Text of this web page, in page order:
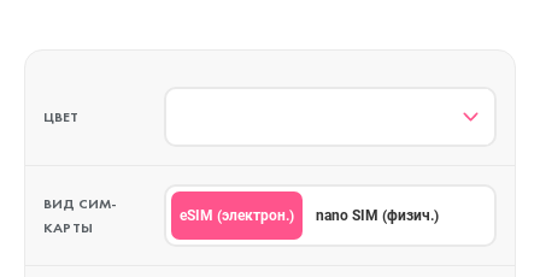
ЦВЕТ
ВИД СИМ-
КАРТЫ
eSIM (электрон.) nano SIM (физич.)